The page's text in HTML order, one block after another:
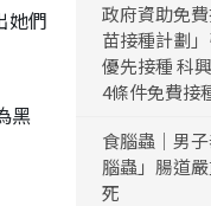
她們
黑
政府資助免
苗接種計劃
優先接種 科
4條件免費接
食腦蟲｜男
腦蟲」腸道
死